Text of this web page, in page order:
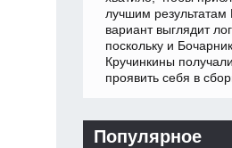
лучшим
вариант выглядит
поскольку и
Кручинкины
проявить себя в
Популярное